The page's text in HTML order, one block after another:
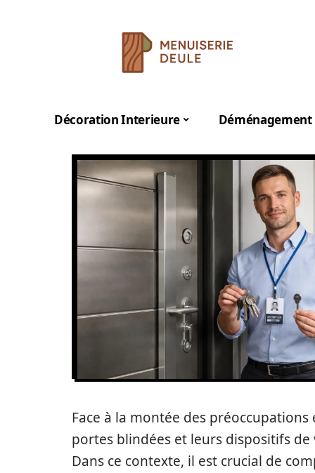
Décoration Interieure Déménagement
Face à la montée des
portes blindées et leurs dispositifs
Dans ce contexte, il est crucial de